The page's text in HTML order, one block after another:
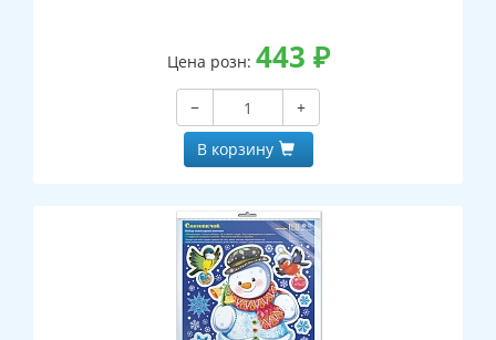
Цена розн: 443 ₽
−
+
В корзину